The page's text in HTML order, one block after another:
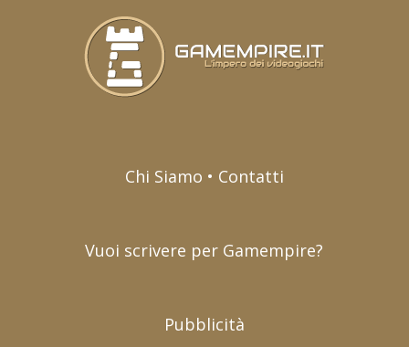
Chi Siamo • Contatti
Vuoi scrivere per Gamempire?
Pubblicità